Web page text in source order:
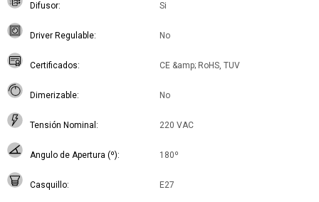
Difusor Si
Driver Regulable No
Certificados CE &amp; RoHS, TUV
Dimerizable No
Tensión Nominal 220 VAC
Angulo de Apertura (º) 180º
Casquillo E27